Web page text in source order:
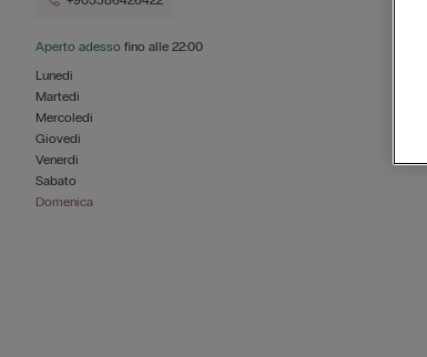
Aperto adesso fino alle 22:00
Lunedì
Martedì
Mercoledì
Giovedì
Venerdì
Sabato
Domenica